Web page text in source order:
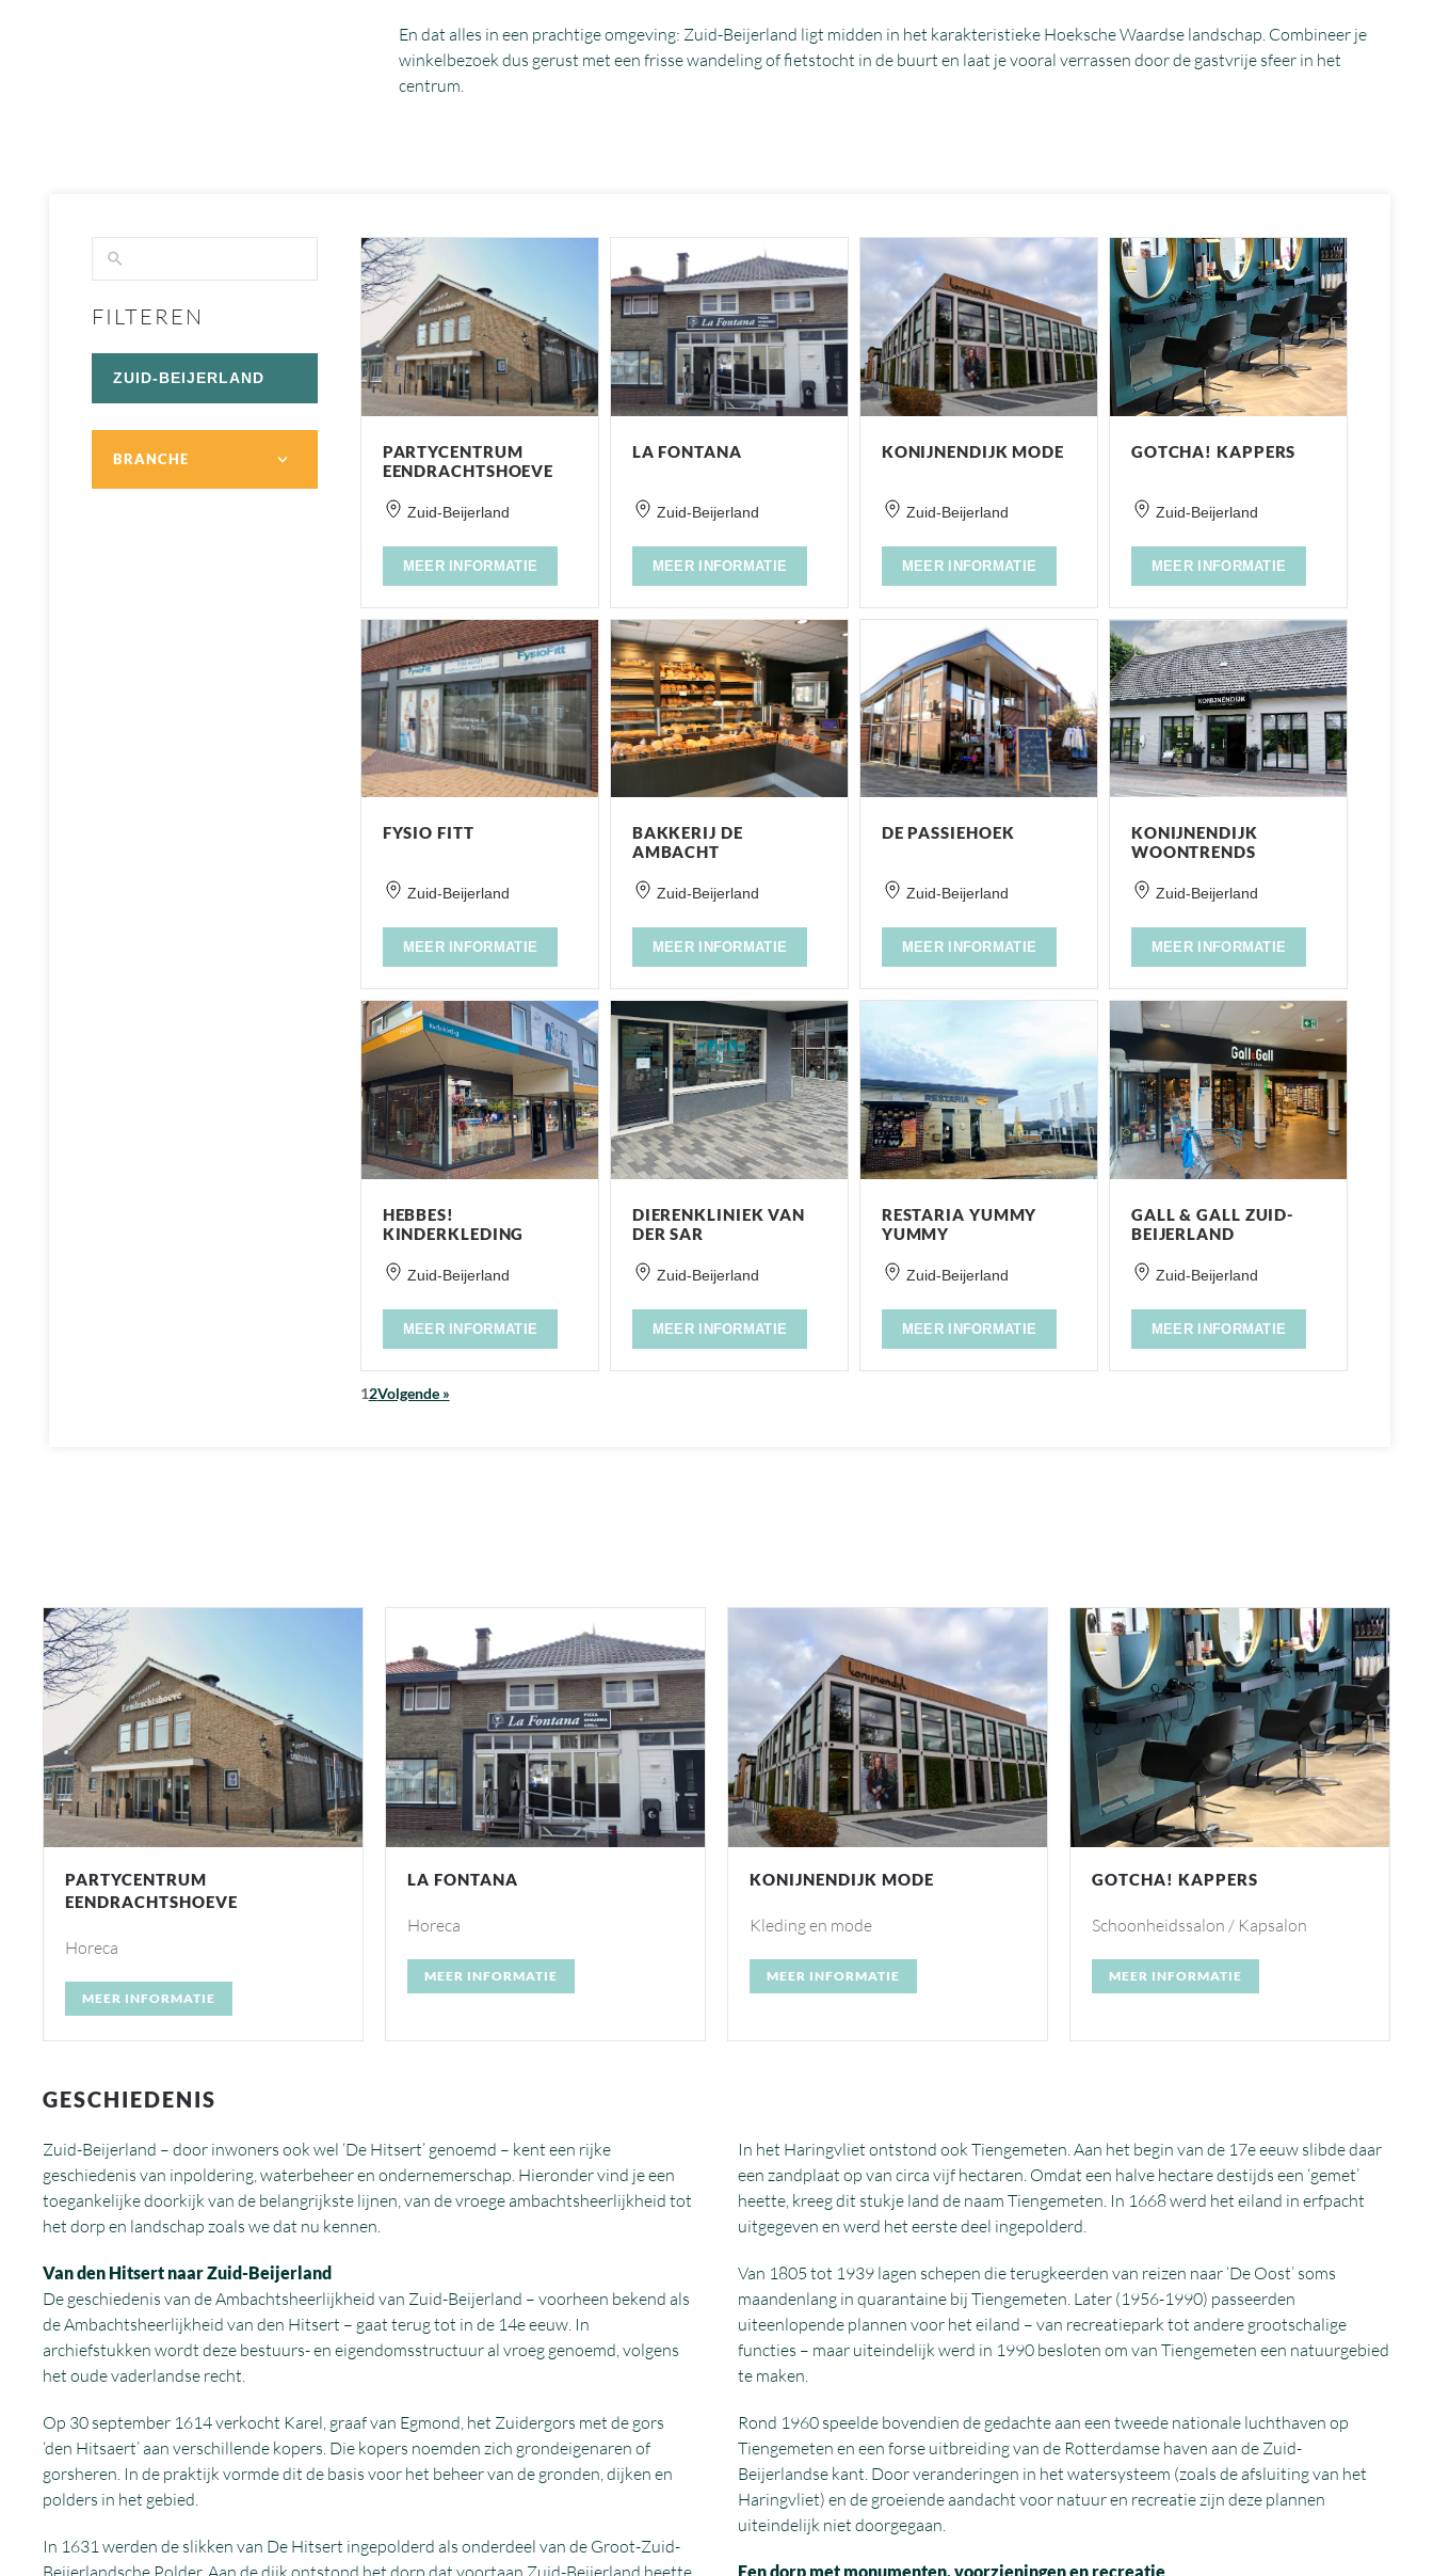
En dat alles in een prachtige omgeving: Zuid-Beijerland ligt midden in het karakteristieke Hoeksche Waardse landschap. Combineer je
winkelbezoek dus gerust met een frisse wandeling of fietstocht in de buurt en laat je vooral verrassen door de gastvrije sfeer in het
centrum.
FILTEREN
ZUID-BEIJERLAND
BRANCHE
PARTYCENTRUM
EENDRACHTSHOEVE
Zuid-Beijerland
MEER INFORMATIE
LA FONTANA
Zuid-Beijerland
MEER INFORMATIE
KONIJNENDIJK MODE
Zuid-Beijerland
MEER INFORMATIE
GOTCHA! KAPPERS
Zuid-Beijerland
MEER INFORMATIE
FYSIO FITT
Zuid-Beijerland
MEER INFORMATIE
BAKKERIJ DE
AMBACHT
Zuid-Beijerland
MEER INFORMATIE
DE PASSIEHOEK
Zuid-Beijerland
MEER INFORMATIE
KONIJNENDIJK
WOONTRENDS
Zuid-Beijerland
MEER INFORMATIE
HEBBES!
KINDERKLEDING
Zuid-Beijerland
MEER INFORMATIE
DIERENKLINIEK VAN
DER SAR
Zuid-Beijerland
MEER INFORMATIE
RESTARIA YUMMY
YUMMY
Zuid-Beijerland
MEER INFORMATIE
GALL & GALL ZUID-
BEIJERLAND
Zuid-Beijerland
MEER INFORMATIE
12Volgende »
LA FONTANA KONIJNENDIJK MODE
Kleding en mode
MEER INFORMATIE
GOTCHA! KAPPERS
Schoonheidssalon / Kapsalon
MEER INFORMATIE
FYSIO FITT
Divers
MEER INFORMATIE
GESCHIEDENIS
Zuid-Beijerland – door inwoners ook wel ‘De Hitsert’ genoemd – kent een rijke
geschiedenis van inpoldering, waterbeheer en ondernemerschap. Hieronder vind je een
toegankelijke doorkijk van de belangrijkste lijnen, van de vroege ambachtsheerlijkheid tot
het dorp en landschap zoals we dat nu kennen.
Van den Hitsert naar Zuid-Beijerland
De geschiedenis van de Ambachtsheerlijkheid van Zuid-Beijerland – voorheen bekend als
de Ambachtsheerlijkheid van den Hitsert – gaat terug tot in de 14e eeuw. In
archiefstukken wordt deze bestuurs- en eigendomsstructuur al vroeg genoemd, volgens
het oude vaderlandse recht.
Op 30 september 1614 verkocht Karel, graaf van Egmond, het Zuidergors met de gors
‘den Hitsaert’ aan verschillende kopers. Die kopers noemden zich grondeigenaren of
gorsheren. In de praktijk vormde dit de basis voor het beheer van de gronden, dijken en
polders in het gebied.
In 1631 werden de slikken van De Hitsert ingepolderd als onderdeel van de Groot-Zuid-
In het Haringvliet ontstond ook Tiengemeten. Aan het begin van de 17e eeuw slibde daar
een zandplaat op van circa vijf hectaren. Omdat een halve hectare destijds een ‘gemet’
heette, kreeg dit stukje land de naam Tiengemeten. In 1668 werd het eiland in erfpacht
uitgegeven en werd het eerste deel ingepolderd.
Van 1805 tot 1939 lagen schepen die terugkeerden van reizen naar ‘De Oost’ soms
maandenlang in quarantaine bij Tiengemeten. Later (1956-1990) passeerden
uiteenlopende plannen voor het eiland – van recreatiepark tot andere grootschalige
functies – maar uiteindelijk werd in 1990 besloten om van Tiengemeten een natuurgebied
te maken.
Rond 1960 speelde bovendien de gedachte aan een tweede nationale luchthaven op
Tiengemeten en een forse uitbreiding van de Rotterdamse haven aan de Zuid-
Beijerlandse kant. Door veranderingen in het watersysteem (zoals de afsluiting van het
Haringvliet) en de groeiende aandacht voor natuur en recreatie zijn deze plannen
uiteindelijk niet doorgegaan.
Een dorp met monumenten, voorzieningen en recreatie